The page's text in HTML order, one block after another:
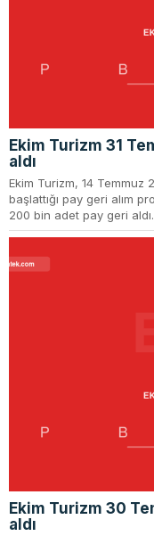
Ekim Turizm 31
aldı
Ekim Turizm, 14 Temmuz
başlattığı pay geri alım
200 bin adet pay geri aldı.
Ekim Turizm 30
aldı